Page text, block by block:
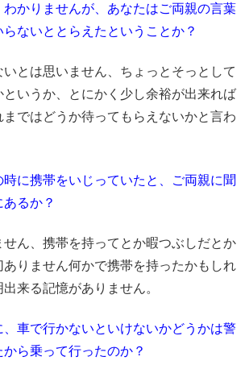
わかりませんが、あなたはご両親の言葉
ないととらえたということか？
とは思いません、ちょっとそっとして
というか、とにかく少し余裕が出来れば
ではどうか待ってもらえないかと言わ
時に携帯をいじっていたと、ご両親に聞
るか？
ん、携帯を持ってとか暇つぶしだとか
ありません何かで携帯を持ったかもしれ
来る記憶がありません。
、車で行かないといけないかどうかは警
ら乗って行ったのか？